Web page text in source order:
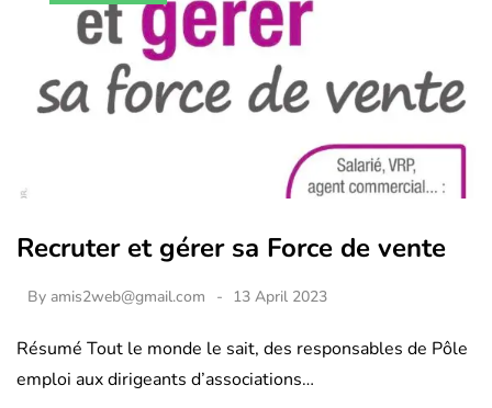
Recruter et gérer sa Force de vente
By amis2web@gmail.com 13 April 2023
Résumé Tout le monde le sait, des responsables de Pôle
emploi aux dirigeants d’associations…